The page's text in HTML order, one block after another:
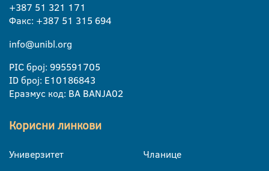
+387 51 321 171
Факс: +387 51 315 694
info@unibl.org
PIC број: 995591705
ID број: E10186843
Еразмус код: BA BANJA02
Корисни линкови
Универзитет
Чланице